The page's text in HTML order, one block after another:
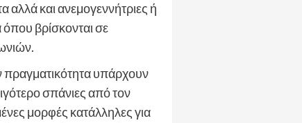
αλλά και ανεμογεννήτριες ή
όπου βρίσκονται σε
πραγματικότητα υπάρχουν
σπάνιες από τον
μορφές κατάλληλες για